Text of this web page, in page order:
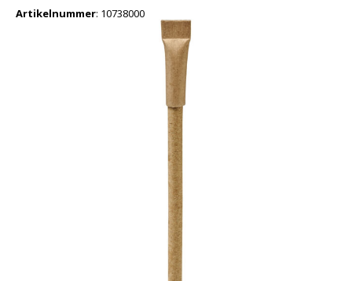
Artikelnummer: 10738000